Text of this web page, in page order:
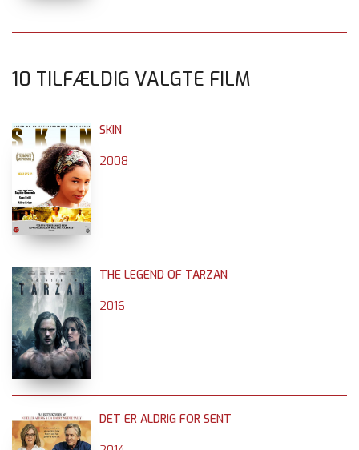
10 TILFÆLDIG VALGTE FILM
SKIN
2008
THE LEGEND OF TARZAN
2016
DET ER ALDRIG FOR SENT